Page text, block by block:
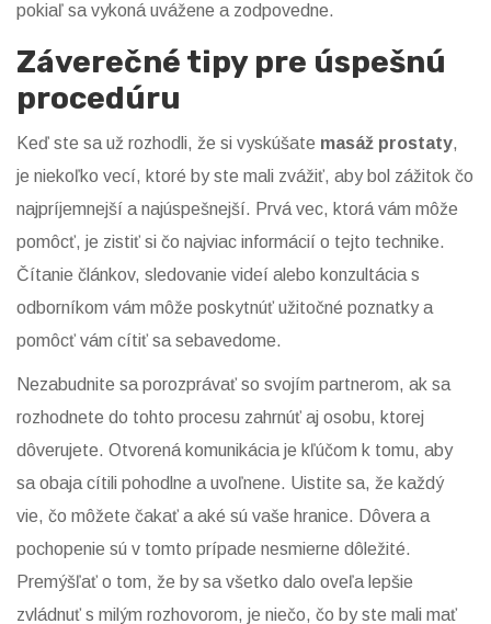
pokiaľ sa vykoná uvážene a zodpovedne.
Záverečné tipy pre úspešnú
procedúru
Keď ste sa už rozhodli, že si vyskúšate masáž prostaty,
je niekoľko vecí, ktoré by ste mali zvážiť, aby bol zážitok čo
najpríjemnejší a najúspešnejší. Prvá vec, ktorá vám môže
pomôcť, je zistiť si čo najviac informácií o tejto technike.
Čítanie článkov, sledovanie videí alebo konzultácia s
odborníkom vám môže poskytnúť užitočné poznatky a
pomôcť vám cítiť sa sebavedome.
Nezabudnite sa porozprávať so svojím partnerom, ak sa
rozhodnete do tohto procesu zahrnúť aj osobu, ktorej
dôverujete. Otvorená komunikácia je kľúčom k tomu, aby
sa obaja cítili pohodlne a uvoľnene. Uistite sa, že každý
vie, čo môžete čakať a aké sú vaše hranice. Dôvera a
pochopenie sú v tomto prípade nesmierne dôležité.
Premýšľať o tom, že by sa všetko dalo oveľa lepšie
zvládnuť s milým rozhovorom, je niečo, čo by ste mali mať